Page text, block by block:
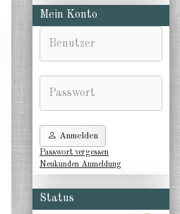
Mein Konto
Anmelden
Passwort vergessen
Neukunden Anmeldung
Status